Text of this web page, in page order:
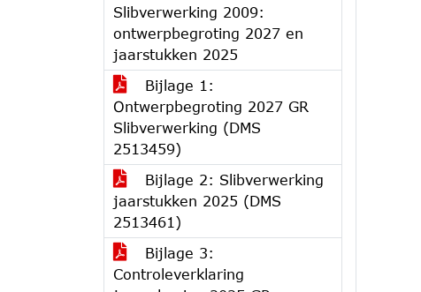
Slibverwerking 2009:
ontwerpbegroting 2027 en
jaarstukken 2025
Bijlage 1:
Ontwerpbegroting 2027 GR
Slibverwerking (DMS
2513459)
Bijlage 2: Slibverwerking
jaarstukken 2025 (DMS
2513461)
Bijlage 3:
Controleverklaring